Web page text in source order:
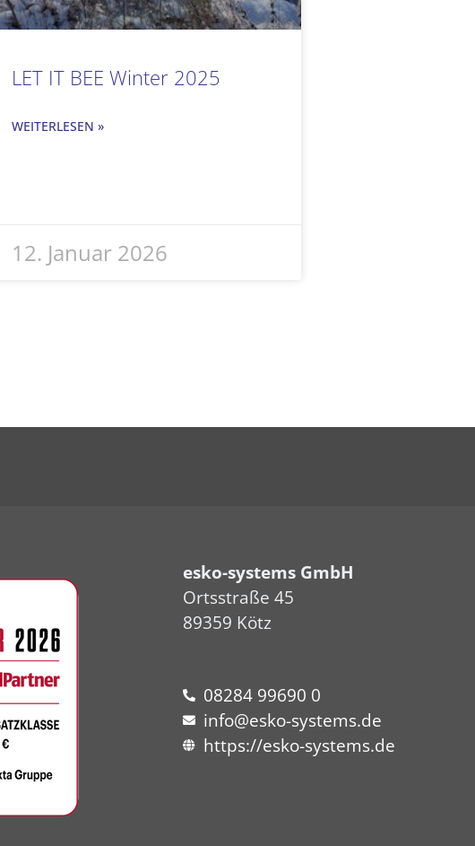
LET IT BEE Winter 2025
WEITERLESEN »
12. Januar 2026
esko-systems GmbH
Ortsstraße 45
89359 Kötz
08284 99690 0
info@esko-systems.de
https://esko-systems.de